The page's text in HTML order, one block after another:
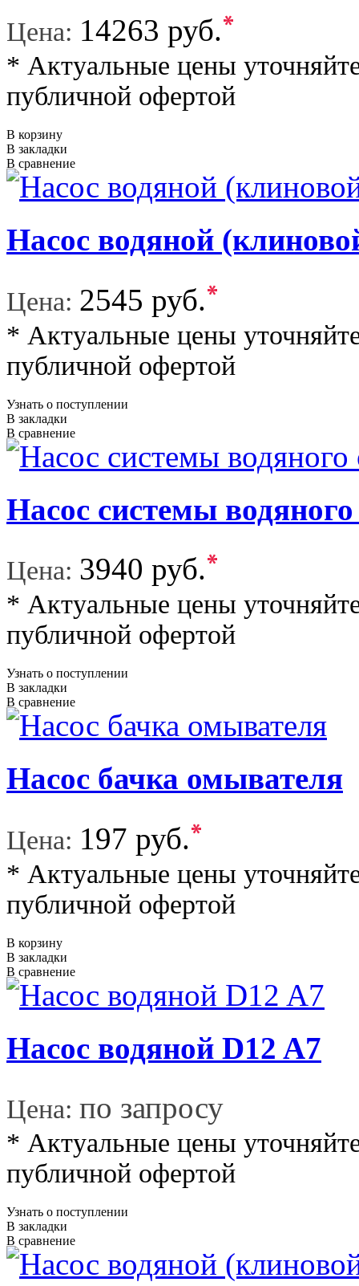
Цена: 14263 руб.*
* Актуальные цены
публичной офертой
В корзину
В закладки
В сравнение
Насос водяной
Цена: 2545 руб.*
* Актуальные цены
публичной офертой
Узнать о поступлении
В закладки
В сравнение
Насос системы
Цена: 3940 руб.*
* Актуальные цены
публичной офертой
Узнать о поступлении
В закладки
В сравнение
Насос бачка омывателя
Цена: 197 руб.*
* Актуальные цены
публичной офертой
В корзину
В закладки
В сравнение
Насос водяной D12 A7
Цена: по запросу
* Актуальные цены
публичной офертой
Узнать о поступлении
В закладки
В сравнение